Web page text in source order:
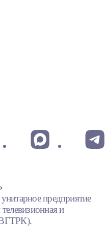
предприятие
и